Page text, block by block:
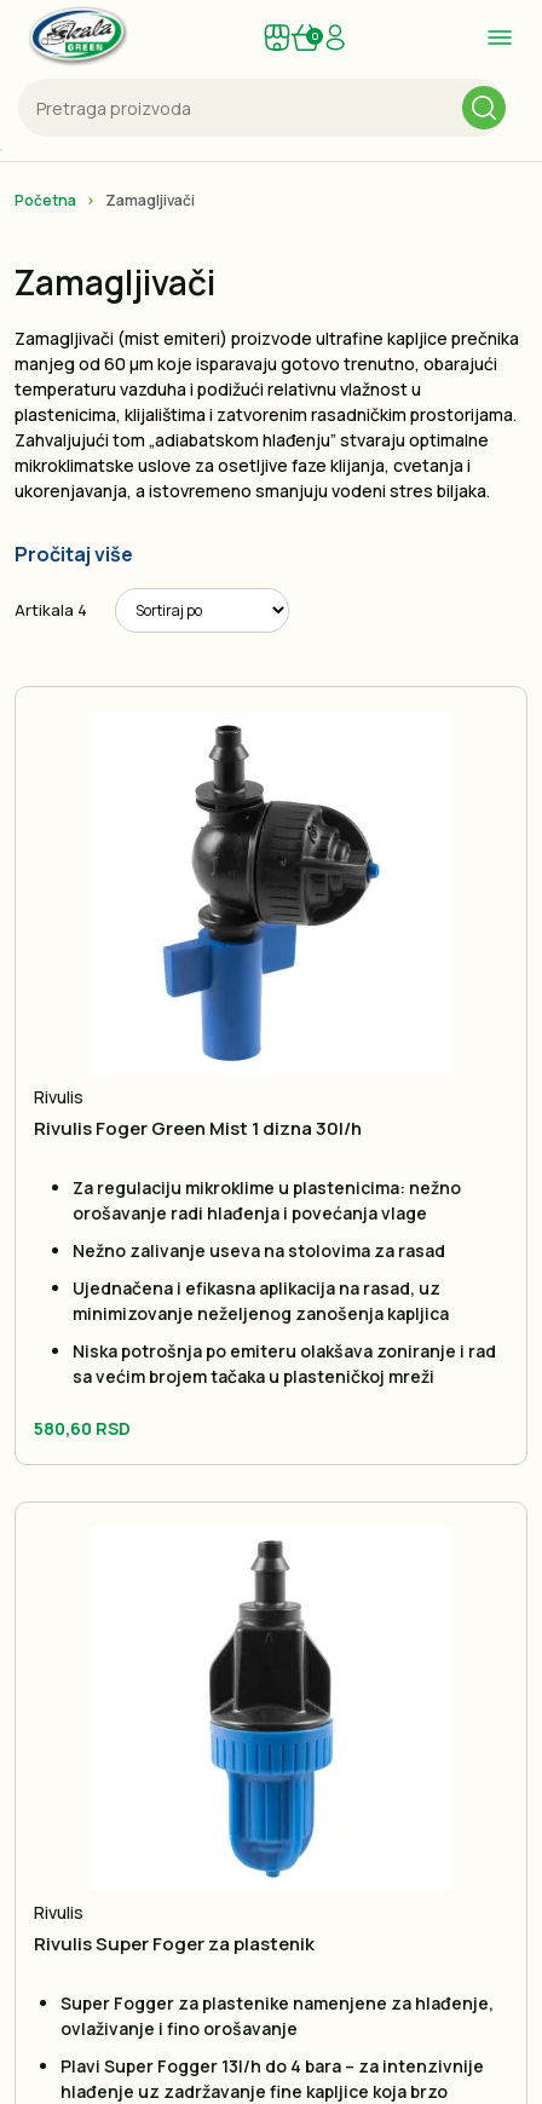
0
Početna Zamagljivači
Zamagljivači
Zamagljivači (mist emiteri) proizvode ultrafine kapljice prečnika
manjeg od 60 µm koje isparavaju gotovo trenutno, obarajući
temperaturu vazduha i podižući relativnu vlažnost u
plastenicima, klijalištima i zatvorenim rasadničkim prostorijama.
Zahvaljujući tom „adiabatskom hlađenju” stvaraju optimalne
mikroklimatske uslove za osetljive faze klijanja, cvetanja i
ukorenjavanja, a istovremeno smanjuju vodeni stres biljaka.
Pročitaj više
Artikala 4
Rivulis
Rivulis Foger Green Mist 1 dizna 30l/h
Za regulaciju mikroklime u plastenicima: nežno
orošavanje radi hlađenja i povećanja vlage
Nežno zalivanje useva na stolovima za rasad
Ujednačena i efikasna aplikacija na rasad, uz
minimizovanje neželjenog zanošenja kapljica
Niska potrošnja po emiteru olakšava zoniranje i rad
sa većim brojem tačaka u plasteničkoj mreži
580,60 RSD
Rivulis
Rivulis Super Foger za plastenik
Super Fogger za plastenike namenjene za hlađenje,
ovlaživanje i fino orošavanje
Plavi Super Fogger 13l/h do 4 bara – za intenzivnije
hlađenje uz zadržavanje fine kapljice koja brzo